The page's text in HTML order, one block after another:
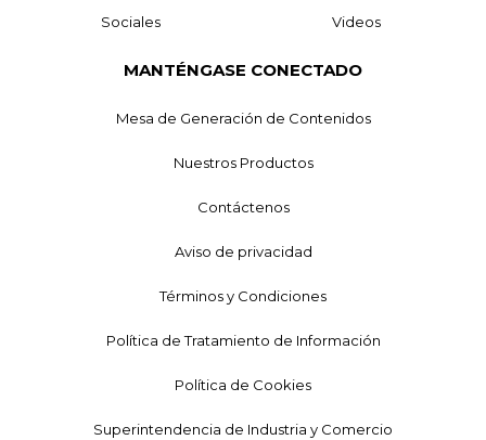
Sociales Videos
MANTÉNGASE CONECTADO
Mesa de Generación de Contenidos
Nuestros Productos
Contáctenos
Aviso de privacidad
Términos y Condiciones
Política de Tratamiento de Información
Política de Cookies
Superintendencia de Industria y Comercio